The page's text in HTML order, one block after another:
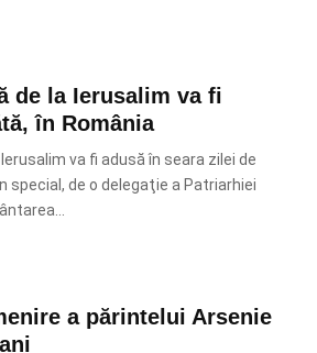
de la Ierusalim va fi
în România
va fi adusă în seara zilei de
special, de o delegaţie a Patriarhiei
a părintelui Arsenie